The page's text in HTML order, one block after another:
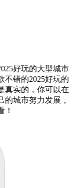
好玩的大型城市
不错的2025好玩的
真实的，你可以在
城市努力发展，
！